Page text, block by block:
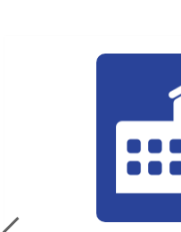
A-level课程
在中国开设数学、进阶
课程供学生选择。